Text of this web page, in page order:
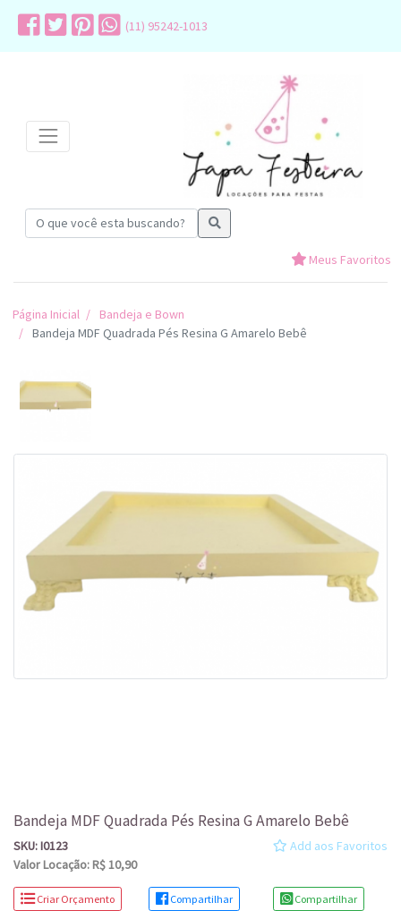
(11) 95242-1013
Meus Favoritos
Página Inicial
Bandeja e Bown
Bandeja MDF Quadrada Pés Resina G Amarelo Bebê
Bandeja MDF Quadrada Pés Resina G Amarelo Bebê
SKU: I0123
Valor Locação: R$ 10,90
Add aos Favoritos
Criar Orçamento Compartilhar Compartilhar